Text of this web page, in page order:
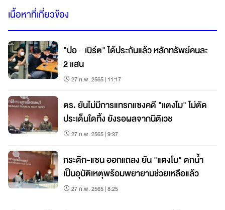
เนื้อหาที่เกี่ยวข้อง
"ปอ - เบิร์ต" ได้ประกันแล้ว หลักทรัพย์คนละ
2 แสน
27 ก.พ. 2565 | 11:17
ตร. ยันไม่มีการแทรกแซงคดี "แตงโม" ไม่ตัด
ประเด็นใดทิ้ง ยังรอผลจากนิติเวช
27 ก.พ. 2565 | 9:37
กระติก-แซน ออกแถลง ยัน "แตงโม" ตกน้ำ
เป็นอุบัติเหตุพร้อมพยายามช่วยเหลือแล้ว
27 ก.พ. 2565 | 8:25